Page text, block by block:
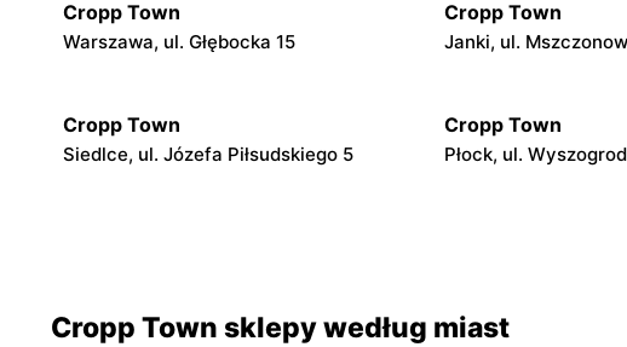
Cropp Town
Warszawa, ul. Głębocka 15
Cropp Town
Janki, ul.
Cropp Town
Siedlce, ul. Józefa Piłsudskiego 5
Cropp Town
Płock, ul.
Łuków, ul.
Cropp Town Cropp Town
Cropp Town sklepy według miast